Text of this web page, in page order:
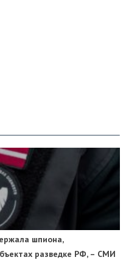
шпиона,
разведке РФ, – СМИ